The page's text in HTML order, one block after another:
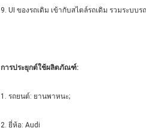
9. UI ของรถเดิม เข้ากับสไตล์รถเดิม รวมระบบร
การประยุกต์ใช้ผลิตภัณฑ์:
1. รถยนต์: ยานพาหนะ;
2. ยี่ห้อ: Audi